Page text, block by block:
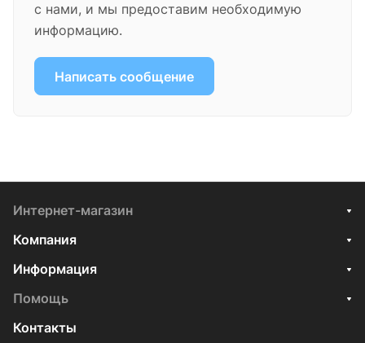
с нами, и мы предоставим необходимую
информацию.
Написать сообщение
Интернет-магазин
Компания
Информация
Помощь
Контакты